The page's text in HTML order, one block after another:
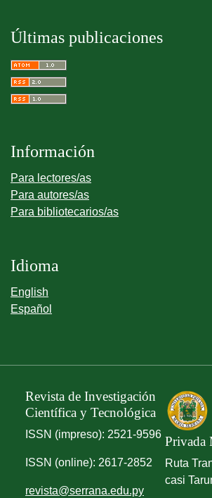
Últimas publicaciones
Información
Para lectores/as
Para autores/as
Para bibliotecarios/as
Idioma
English
Español
Revista de Investigación
Científica y Tecnológica
ISSN (impreso): 2521-9596
ISSN (online): 2617-2852
revista@serrana.edu.py
Privada
Ruta
casi